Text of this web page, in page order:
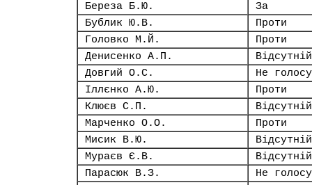
Береза Б.Ю.
За
Бублик Ю.В.
Проти
Головко М.Й.
Проти
Денисенко А.П.
Відсутній
Довгий О.С.
Не
Іллєнко А.Ю.
Проти
Клюєв С.П.
Відсутній
Марченко О.О.
Проти
Мисик В.Ю.
Відсутній
Мураєв Є.В.
Відсутній
Парасюк В.З.
Не